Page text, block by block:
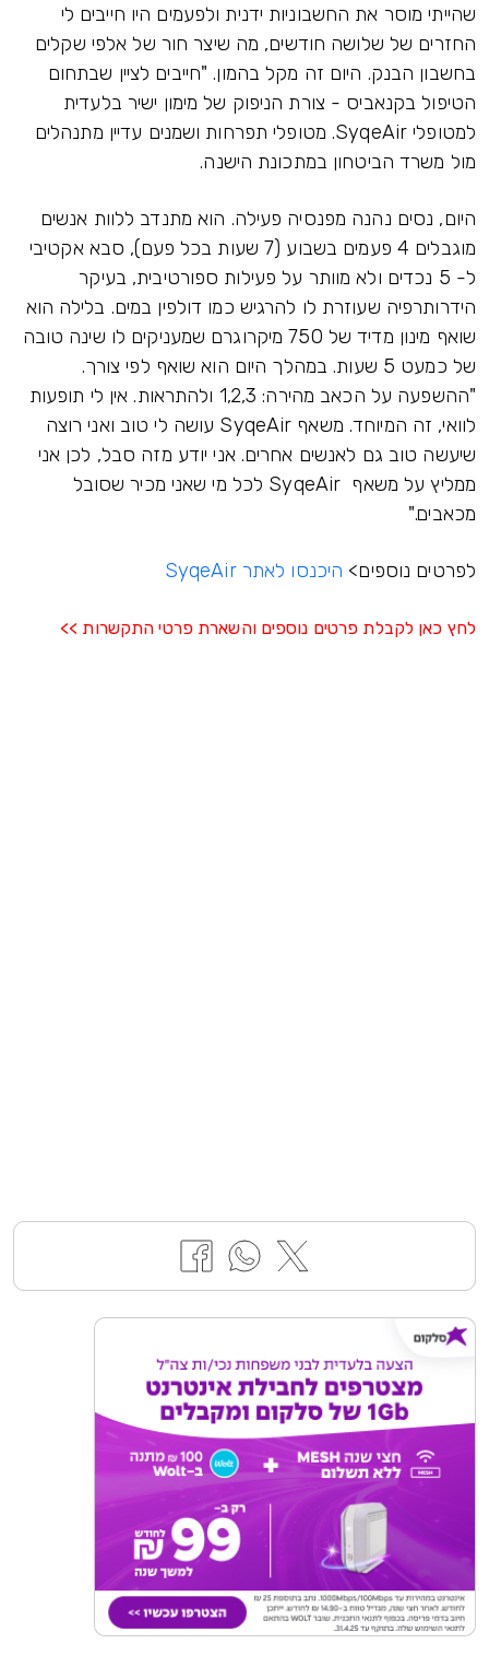
שהייתי מוסר את החשבוניות ידנית ולפעמים היו חייבים לי
החזרים של שלושה חודשים, מה שיצר חור של אלפי שקלים
בחשבון הבנק. היום זה מקל בהמון. "חייבים לציין שבתחום
הטיפול בקנאביס - צורת הניפוק של מימון ישיר בלעדית
למטופלי SyqeAir. מטופלי תפרחות ושמנים עדיין מתנהלים
מול משרד הביטחון במתכונת הישנה.
היום, נסים נהנה מפנסיה פעילה. הוא מתנדב ללוות אנשים
מוגבלים 4 פעמים בשבוע (7 שעות בכל פעם), סבא אקטיבי
ל- 5 נכדים ולא מוותר על פעילות ספורטיבית, בעיקר
הידרותרפיה שעוזרת לו להרגיש כמו דולפין במים. בלילה הוא
שואף מינון מדיד של 750 מיקרוגרם שמעניקים לו שינה טובה
של כמעט 5 שעות. במהלך היום הוא שואף לפי צורך.
"ההשפעה על הכאב מהירה: 1,2,3 ולהתראות. אין לי תופעות
לוואי, זה המיוחד. משאף SyqeAir עושה לי טוב ואני רוצה
שיעשה טוב גם לאנשים אחרים. אני יודע מזה סבל, לכן אני
ממליץ על משאף SyqeAir לכל מי שאני מכיר שסובל
מכאבים."
לפרטים נוספים> היכנסו לאתר SyqeAir
לחץ כאן לקבלת פרטים נוספים והשארת פרטי התקשרות >>